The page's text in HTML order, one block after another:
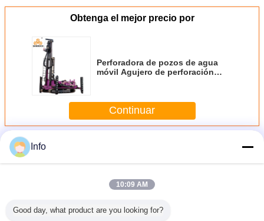
Obtenga el mejor precio por
Perforadora de pozos de agua
móvil Agujero de perforación
profunda de 400 m
Continuar
Más
Plataforma de perforación del pozo de agua de la correa
eslabonada
Info
10:09 AM
Good day, what product are you looking for?